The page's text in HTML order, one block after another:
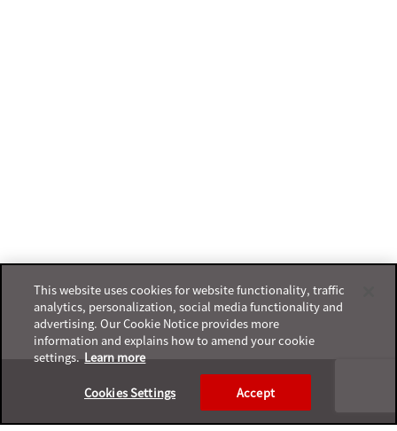
Footer
This website uses cookies for website functionality, traffic
analytics, personalization, social media functionality and
advertising. Our Cookie Notice provides more
information and explains how to amend your cookie
settings. Learn more
Cookies Settings Accept